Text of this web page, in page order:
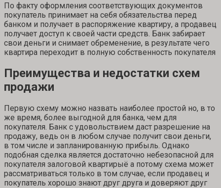
По факту оформления соответствующих документов
покупатель принимает на себя обязательства перед
банком и получает в распоряжение квартиру, а продавец
получает доступ к своей части средств. Банк забирает
свои деньги и снимает обременение, в результате чего
квартира переходит в полную собственность покупателя
Преимущества и недостатки схем
продажи
Первую схему можно назвать наиболее простой но, в то
же время, более выгодной для банка, чем для
покупателя. Банк с удовольствием даст разрешение на
продажу, ведь он в любом случае получит свои деньги,
в том числе и запланированную прибыль. Однако
подобная сделка является достаточно небезопасной для
покупателя залоговой квартирыё а потому схема может
рассматриваться только в том случае, если продавец и
покупатель хорошо знают друг друга и доверяют друг